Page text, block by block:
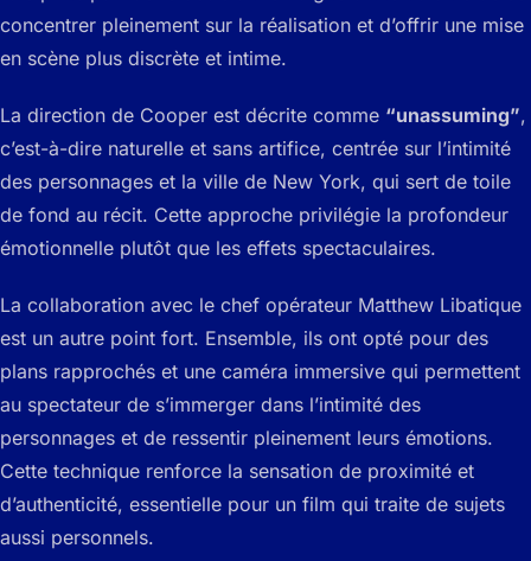
concentrer pleinement sur la réalisation et d’offrir une mise
en scène plus discrète et intime.
La direction de Cooper est décrite comme “unassuming”,
c’est-à-dire naturelle et sans artifice, centrée sur l’intimité
des personnages et la ville de New York, qui sert de toile
de fond au récit. Cette approche privilégie la profondeur
émotionnelle plutôt que les effets spectaculaires.
La collaboration avec le chef opérateur Matthew Libatique
est un autre point fort. Ensemble, ils ont opté pour des
plans rapprochés et une caméra immersive qui permettent
au spectateur de s’immerger dans l’intimité des
personnages et de ressentir pleinement leurs émotions.
Cette technique renforce la sensation de proximité et
d’authenticité, essentielle pour un film qui traite de sujets
aussi personnels.